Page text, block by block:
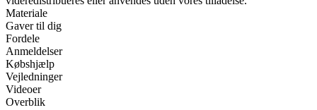
Materiale
Gaver til dig
Fordele
Anmeldelser
Købshjælp
Vejledninger
Videoer
Overblik